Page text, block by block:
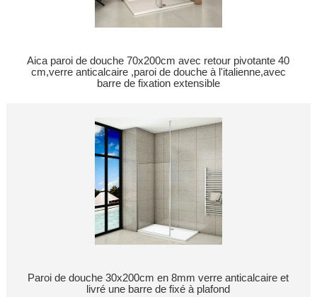
Aica paroi de douche 70x200cm avec retour pivotante 40
cm,verre anticalcaire ,paroi de douche à l'italienne,avec
barre de fixation extensible
Paroi de douche 30x200cm en 8mm verre anticalcaire et
livré une barre de fixé à plafond